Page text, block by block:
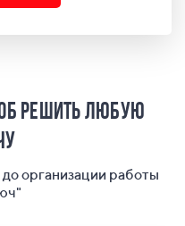
решить любую
до организации работы